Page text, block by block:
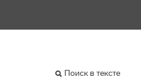
Поиск в тексте